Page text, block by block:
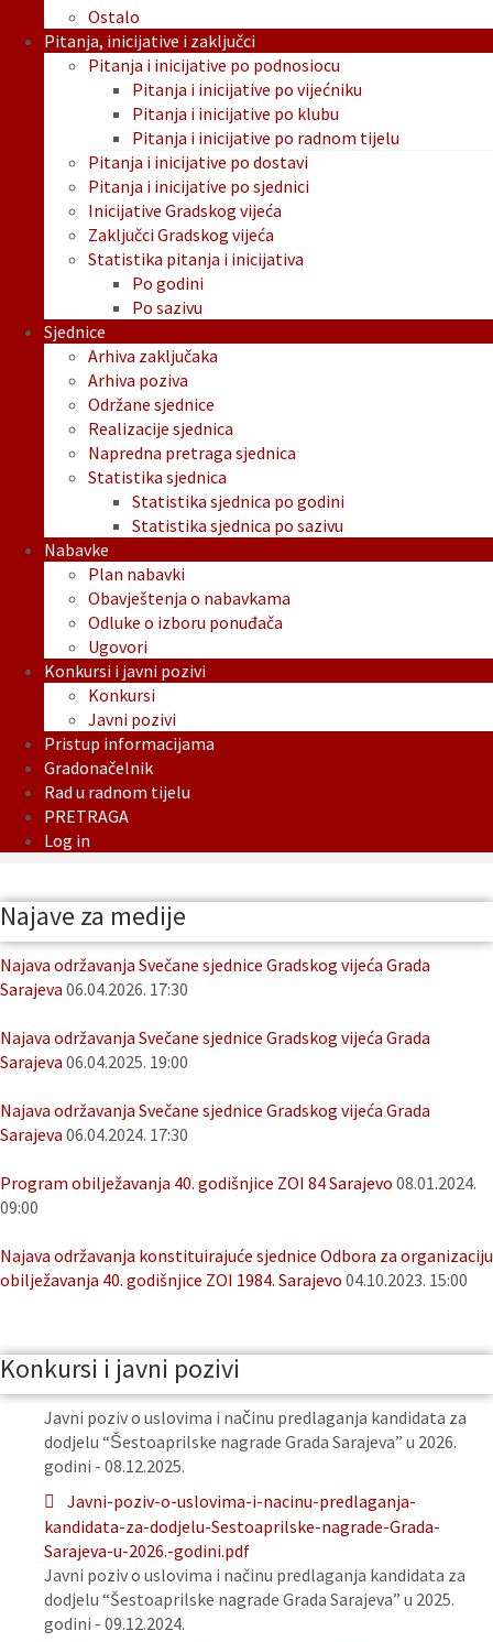
Ostalo
Pitanja, inicijative i zaključci
Pitanja i inicijative po podnosiocu
Pitanja i inicijative po vijećniku
Pitanja i inicijative po klubu
Pitanja i inicijative po radnom tijelu
Pitanja i inicijative po dostavi
Pitanja i inicijative po sjednici
Inicijative Gradskog vijeća
Zaključci Gradskog vijeća
Statistika pitanja i inicijativa
Po godini
Po sazivu
Sjednice
Arhiva zaključaka
Arhiva poziva
Održane sjednice
Realizacije sjednica
Napredna pretraga sjednica
Statistika sjednica
Statistika sjednica po godini
Statistika sjednica po sazivu
Nabavke
Plan nabavki
Obavještenja o nabavkama
Odluke o izboru ponuđača
Ugovori
Konkursi i javni pozivi
Konkursi
Javni pozivi
Pristup informacijama
Gradonačelnik
Rad u radnom tijelu
PRETRAGA
Log in
Najave za medije
Najava održavanja Svečane sjednice Gradskog vijeća Grada
Sarajeva 06.04.2026. 17:30
Najava održavanja Svečane sjednice Gradskog vijeća Grada
Sarajeva 06.04.2025. 19:00
Najava održavanja Svečane sjednice Gradskog vijeća Grada
Sarajeva 06.04.2024. 17:30
Program obilježavanja 40. godišnjice ZOI 84 Sarajevo 08.01.2024.
09:00
Najava održavanja konstituirajuće sjednice Odbora za organizaciju
obilježavanja 40. godišnjice ZOI 1984. Sarajevo 04.10.2023. 15:00
Konkursi i javni pozivi
Javni poziv o uslovima i načinu predlaganja kandidata za
dodjelu “Šestoaprilske nagrade Grada Sarajeva” u 2026.
godini - 08.12.2025.
Javni-poziv-o-uslovima-i-nacinu-predlaganja-
kandidata-za-dodjelu-Sestoaprilske-nagrade-Grada-
Sarajeva-u-2026.-godini.pdf
Javni poziv o uslovima i načinu predlaganja kandidata za
dodjelu “Šestoaprilske nagrade Grada Sarajeva” u 2025.
godini - 09.12.2024.